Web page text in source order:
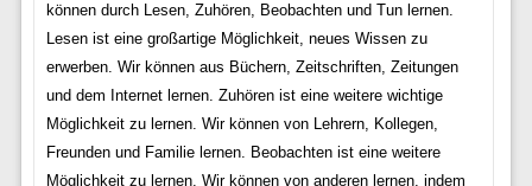
können durch Lesen, Zuhören, Beobachten und Tun lernen.
Lesen ist eine großartige Möglichkeit, neues Wissen zu
erwerben. Wir können aus Büchern, Zeitschriften, Zeitungen
und dem Internet lernen. Zuhören ist eine weitere wichtige
Möglichkeit zu lernen. Wir können von Lehrern, Kollegen,
Freunden und Familie lernen. Beobachten ist eine weitere
Möglichkeit zu lernen. Wir können von anderen lernen, indem